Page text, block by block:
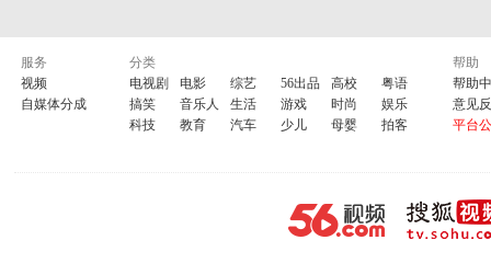
服务
视频
自媒体分成
分类
电视剧
电影 综艺 56出品 高校
粤语
搞笑
音乐人 生活 游戏 时尚
娱乐
科技
教育 汽车 少儿 母婴 拍客
帮助
帮助
意见
平台